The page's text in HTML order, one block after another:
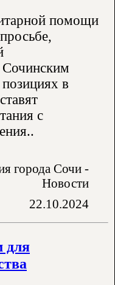
помощи
в
с
города Сочи -
Новости
22.10.2024
для